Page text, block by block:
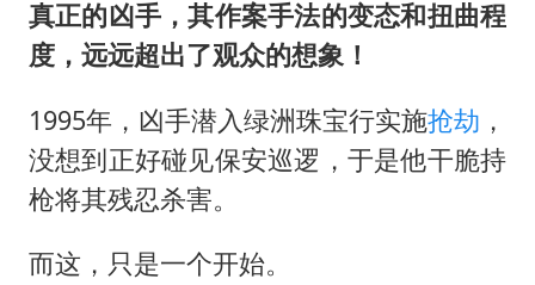
真正的凶手，其作案手法的变态和扭曲程
度，远远超出了观众的想象！
1995年，凶手潜入绿洲珠宝行实施抢劫 ，
没想到正好碰见保安巡逻，于是他干脆持
枪将其残忍杀害。
而这，只是一个开始。